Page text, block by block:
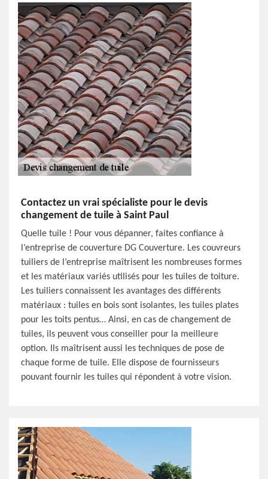
Contactez un vrai spécialiste pour le devis
changement de tuile à Saint Paul
Quelle tuile ! Pour vous dépanner, faites confiance à
l’entreprise de couverture DG Couverture. Les couvreurs
tuiliers de l’entreprise maîtrisent les nombreuses formes
et les matériaux variés utilisés pour les tuiles de toiture.
Les tuiliers connaissent les avantages des différents
matériaux : tuiles en bois sont isolantes, les tuiles plates
pour les toits pentus… Ainsi, en cas de changement de
tuiles, ils peuvent vous conseiller pour la meilleure
option. Ils maîtrisent aussi les techniques de pose de
chaque forme de tuile. Elle dispose de fournisseurs
pouvant fournir les tuiles qui répondent à votre vision.